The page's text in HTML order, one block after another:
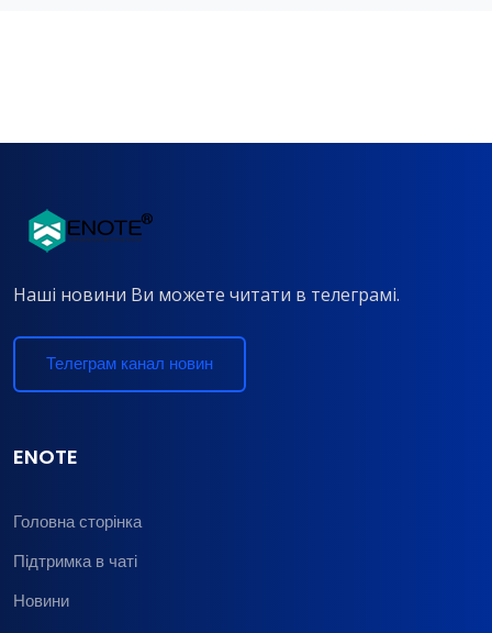
Наші новини Ви можете читати в телеграмі.
Телеграм канал новин
ENOTE
Головна сторінка
Підтримка в чаті
Новини